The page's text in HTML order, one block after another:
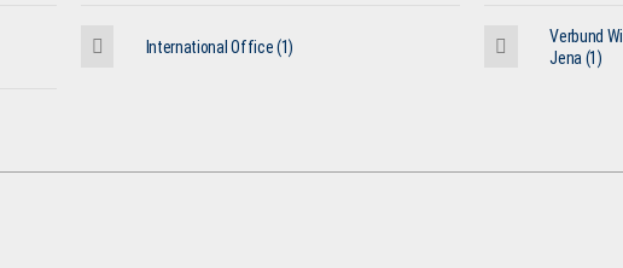
International Office (1)
Verbund
Jena (1)